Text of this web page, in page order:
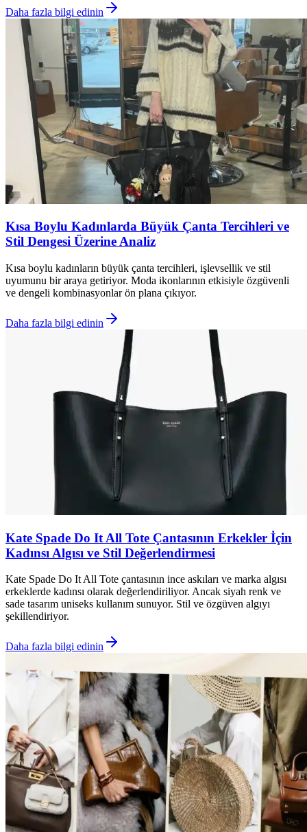
Daha fazla bilgi edinin
Kısa Boylu Kadınlarda Büyük Çanta Tercihleri ve
Stil Dengesi Üzerine Analiz
Kısa boylu kadınların büyük çanta tercihleri, işlevsellik ve stil
uyumunu bir araya getiriyor. Moda ikonlarının etkisiyle özgüvenli
ve dengeli kombinasyonlar ön plana çıkıyor.
Daha fazla bilgi edinin
Kate Spade Do It All Tote Çantasının Erkekler İçin
Kadınsı Algısı ve Stil Değerlendirmesi
Kate Spade Do It All Tote çantasının ince askıları ve marka algısı
erkeklerde kadınsı olarak değerlendiriliyor. Ancak siyah renk ve
sade tasarım uniseks kullanım sunuyor. Stil ve özgüven algıyı
şekillendiriyor.
Daha fazla bilgi edinin